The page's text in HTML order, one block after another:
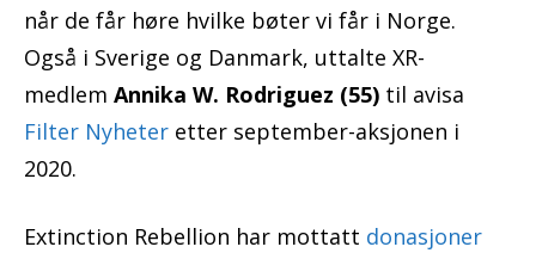
når de får høre hvilke bøter vi får i Norge.
Også i Sverige og Danmark, uttalte XR-
medlem Annika W. Rodriguez (55) til avisa
Filter Nyheter etter september-aksjonen i
2020.
Extinction Rebellion har mottatt donasjoner